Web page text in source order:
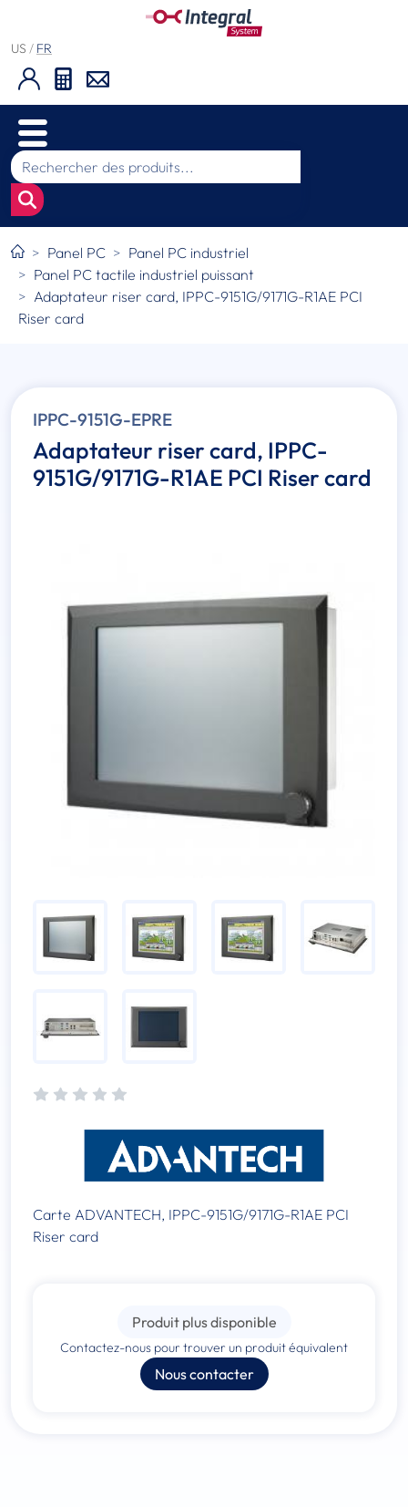
US / FR
Panel PC
Panel PC industriel
Panel PC tactile industriel puissant
Adaptateur riser card, IPPC-9151G/9171G-R1AE PCI
Riser card
IPPC-9151G-EPRE
Adaptateur riser card, IPPC-
9151G/9171G-R1AE PCI Riser card
Carte ADVANTECH, IPPC-9151G/9171G-R1AE PCI
Riser card
Produit plus disponible
Contactez-nous pour trouver un produit équivalent
Nous contacter